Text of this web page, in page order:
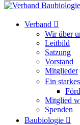
Verband
Wir über
Leitbild
Satzung
Vorstand
Mitglieder
Ein
Mitglied
Spenden
Baubiologie